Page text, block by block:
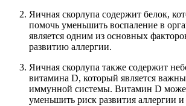
Яичная скорлупа содержит белок,
помочь уменьшить воспаление в
является одним из основных
развитию аллергии.
Яичная скорлупа также содержит
витамина D, который является
иммунной системы. Витамин D
уменьшить риск развития аллергии